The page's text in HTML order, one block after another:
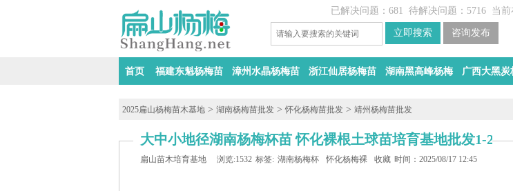
已解决问题：681 待解决问题：5716 当前
首页 福建东魁杨梅苗 漳州水晶杨梅苗 浙江仙居杨梅苗 湖南黑高峰杨梅 广西大黑炭
2025扁山杨梅苗木基地 > 湖南杨梅苗批发 >怀化杨梅苗批发 > 靖州杨梅苗批发
大中小地径湖南杨梅杯苗 怀化裸根土球苗培育基地批发1-2-
扁山苗木培育基地 浏览:1532 标签: 湖南杨梅杯苗批发怀化杨梅裸根苗培育
收藏 时间：2025/08/17 12:45